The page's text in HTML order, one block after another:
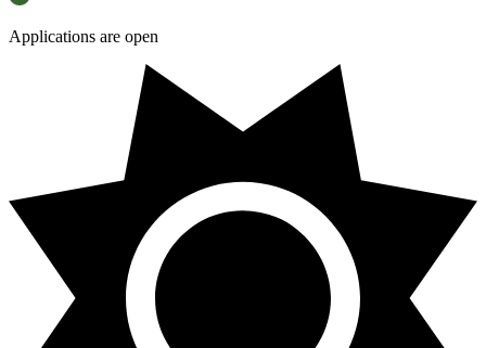
Applications are open​​​​‌ ‍ ​‍​‍‌‍ ‌ ​‍‌‍‍‌‌‍‌ ‌‍‍‌‌‍ ‍​‍​‍​ ‍‍​‍​‍‌ ​ ‌‍​‌‌‍ ‍‌‍‍‌‌ ‌​‌ ‍‌​‍ ‍‌‍‍‌‌‍ ​‍​‍​‍ ​​‍​‍‌‍‍​‌ ​‍‌‍‌‌‌‍‌‍​‍​‍​ ‍‍​‍​‍‌‍‍​‌ ‌​‌ ‌​‌ ​​​ ‍‍​‍ ​‍ ‌‍ ​‌‍ ‌‍​ ‌‍​‌‌‍ ​‌‍‍​‌‍ ‌ ​ ‌ ‌​​ ‍‍​ ​ ​ ​ ​ ​ ​ ​ ​‍ ‌‍‍‌‌‍ ‍‌ ‌​‌‍‌‌‌‍ ‍‌ ‌​​‍ ‌‍‌‌‌‍‌​‌‍‍‌‌ ‌​​‍ ‌‍ ‌‌‍ ‌‍‌​‌‍‌‌​ ‌‌ ​​‌ ​‍‌‍‌‌‌ ​ ‌‍‌‌‌‍ ‍‌ ‌​‌‍​‌‌ ‌​‌‍‍‌‌‍ ‌‍ ‍​ ‍ ‌‍‍‌‌‍‌​​ ‌​ ‍‌​ ​​‌‍​ ​ ‌​‌‍​‍​ ‍‌‌‍​‌​ ‌ ​‍ ‌​ ‍​​ ‍​​ ​‌‌‍‌​​‍ ‌​ ‌​​ ​‍​ ​​​ ‍‌​‍ ‌​ ‍​‌‍​‍​ ‌‌‌‍​‍​‍ ‌‌‍‌‍​ ​‌​ ​ ‌‍‌‌​ ‌‍‌‍​ ‌‍‌‍​ ‌ ​ ‍‌‌‍‌‌​ ​ ‌‍​ ​ ‍ ‌ ‌​‌ ‍‌‌ ​​‌‍‌‌​ ‌‌ ​​‌ ​‍‌‍ ‌‍‌ ‌ ​‍‌‍​‌‌‍ ‌‌‌​ ‌ ‌​‌‍​‌‌ ‌​‌ ‌‌‌ ​ ​ ‍ ‌ ​​‌‍​‌‌ ‌​‌‍‍​​ ‌‌ ‌​‌‍‍‌‌ ‌​‌‍ ​‌‍‌‌​ ‌‍​‍‌‍​‌‌ ​ ‌‍‌‌‌‌‌‌‌ ​‍‌‍ ​​ ‌‌‍‍​‌ ‌​‌ ‌​‌ ​​​‍‌‌​ ​ ‌​​‌​‍‌‌​ ​‍‌​‌‍​‍‌‌​ ​‍‌​‌‍‌‍ ​‌‍ ‌‍​ ‌‍​‌‌‍ ​‌‍‍​‌‍ ‌ ​ ‌ ‌​​‍‌‌​ ​ ‌​​‌​ ​ ​ ​ ​ ​ ​ ​ ​‍‌‍‌‍‍‌‌‍‌​​ ‌​ ‍‌​ ​​‌‍​ ​ ‌​‌‍​‍​ ‍‌‌‍​‌​ ‌ ​‍ ‌​ ‍​​ ‍​​ ​‌‌‍‌​​‍ ‌​ ‌​​ ​‍​ ​​​ ‍‌​‍ ‌​ ‍​‌‍​‍​ ‌‌‌‍​‍​‍ ‌‌‍‌‍​ ​‌​ ​ ‌‍‌‌​ ‌‍‌‍​ ‌‍‌‍​ ‌ ​ ‍‌‌‍‌‌​ ​ ‌‍​ ​‍‌‍‌ ‌​‌ ‍‌‌ ​​‌‍‌‌​ ‌‌ ​​‌ ​‍‌‍ ‌‍‌ ‌ ​‍‌‍​‌‌‍ ‌‌‌​ ‌ ‌​‌‍​‌‌ ‌​‌ ‌‌‌ ​ ​‍‌‍‌ ​​‌‍​‌‌ ‌​‌‍‍​​ ‌‌ ‌​‌‍‍‌‌ ‌​‌‍ ​‌‍‌‌​‍‌‍‌ ​​‌‍‌‌‌ ​‍‌ ​ ‌ ​​‌‍‌‌‌‍​ ‌ ‌​‌‍‍‌‌ ‌‍‌‍‌‌​ ‌‌ ​​‌ ‌‌‌‍​‍‌‍ ​‌‍‍‌‌ ​ ‌‍‍​‌‍‌‌‌‍‌​​‍​‍‌ ‌